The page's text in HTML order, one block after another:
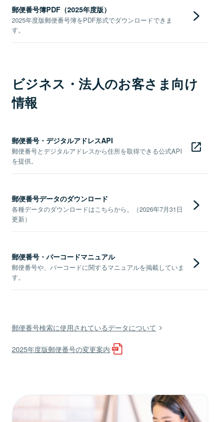
郵便番号簿PDF（2025年度版）
2025年度版郵便番号簿をPDF形式でダウンロードできま
す。
ビジネス・法人のお客さま向け
情報
郵便番号・デジタルアドレスAPI
郵便番号とデジタルアドレスから住所を取得できる公式API
を提供。
郵便番号データのダウンロード
各種データのダウンロードはこちらから。（2026年7月31日
更新）
郵便番号・バーコードマニュアル
郵便番号や、バーコードに関するマニュアルを掲載していま
す。
郵便番号検索に使用されているデータについて
2025年度版郵便番号の変更案内